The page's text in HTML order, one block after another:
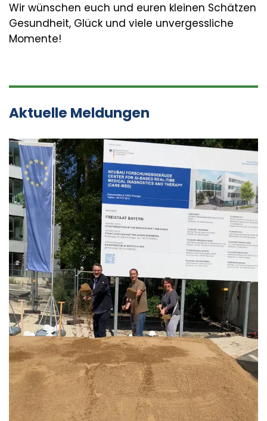
Wir wünschen euch und euren kleinen Schätzen
Gesundheit, Glück und viele unvergessliche
Momente!
Aktuelle Meldungen